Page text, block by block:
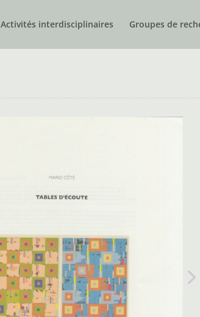
Activités interdisciplinaires Groupes de